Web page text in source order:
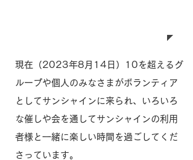
現在（2023年8月14日）10を超えるグ
ループや個人のみなさまがボランティア
としてサンシャインに来られ、いろいろ
な催しや会を通してサンシャインの利用
者様と一緒に楽しい時間を過ごしてくだ
さっています。